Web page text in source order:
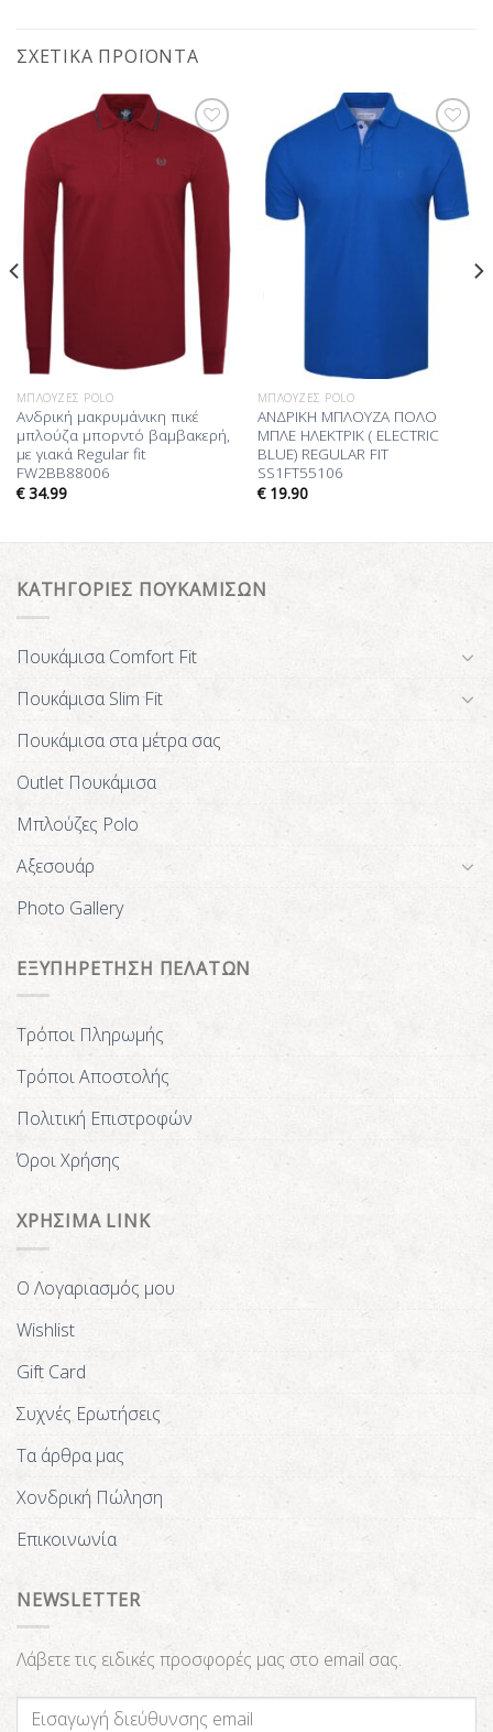
ΣΧΕΤΙΚΆ ΠΡΟΪΌΝΤΑ
Προσθήκη
στη Λίστα
Επιθυμίας
ΜΠΛΟΎΖΕΣ POLO
Ανδρική μακρυμάνικη πικέ
μπλούζα μπορντό βαμβακερή,
με γιακά Regular fit
FW2BB88006
€34.99
Προσθήκη
στη Λίστα
Επιθυμίας
ΜΠΛΟΎΖΕΣ POLO
ΑΝΔΡΙΚΗ ΜΠΛΟΥΖΑ ΠΟΛΟ
ΜΠΛΕ ΗΛΕΚΤΡΙΚ ( ELECTRIC
BLUE) REGULAR FIT
SS1FT55106
€19.90
ΚΑΤΗΓΟΡΙΕΣ ΠΟΥΚΑΜΙΣΩΝ
Πουκάμισα Comfort Fit
Πουκάμισα Slim Fit
Πουκάμισα στα μέτρα σας
Outlet Πουκάμισα
Μπλούζες Polo
Αξεσουάρ
Photo Gallery
ΕΞΥΠΗΡΕΤΗΣΗ ΠΕΛΑΤΩΝ
Τρόποι Πληρωμής
Τρόποι Αποστολής
Πολιτική Επιστροφών
Όροι Χρήσης
ΧΡΗΣΙΜΑ LINK
Ο Λογαριασμός μου
Wishlist
Gift Card
Συχνές Ερωτήσεις
Τα άρθρα μας
Χονδρική Πώληση
Επικοινωνία
NEWSLETTER
Λάβετε τις ειδικές προσφορές μας στο email σας.